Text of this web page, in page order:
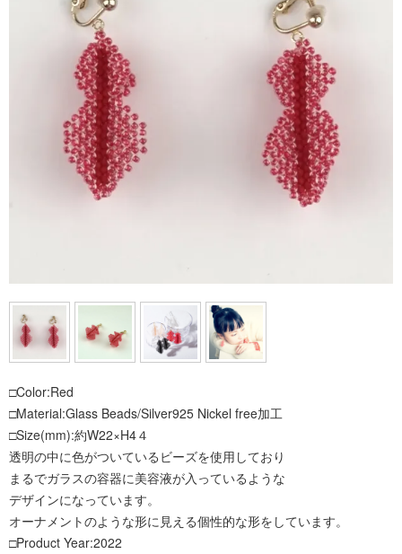
□Color:Red
□Material:Glass Beads/Silver925 Nickel free加工
□Size(mm):約W22×H4４
透明の中に色がついているビーズを使用しており
まるでガラスの容器に美容液が入っているような
デザインになっています。
オーナメントのような形に見える個性的な形をしています。
□Product Year:2022